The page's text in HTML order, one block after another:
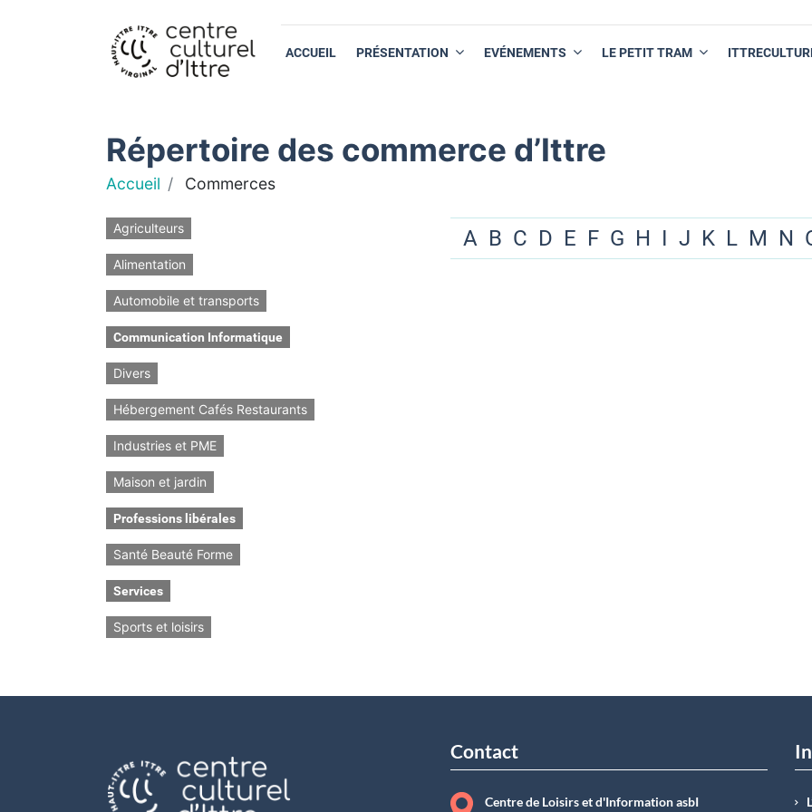
ACCUEIL PRÉSENTATION EVÉNEMENTS LE PETIT TRAM
Répertoire des commerce d’Ittre
Accueil Commerces
Agriculteurs
Alimentation
Automobile et transports
Communication Informatique
Divers
Hébergement Cafés Restaurants
Industries et PME
Maison et jardin
Professions libérales
Santé Beauté Forme
Services
Sports et loisirs
A B C D E F G H I J K L M N
Contact
Centre de Loisirs et d'Information asbI